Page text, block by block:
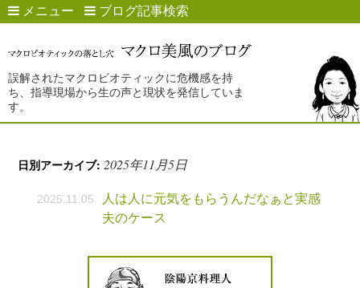
メニュー ブログ記事検索
誤解されたマクロビオティックに危機感を持
ち、指導現場から生の声と現状を発信していま
す。
日別アーカイブ:2025年11月5日
2025.11.05
人は人に元気をもらうんだなぁと実感
夫のケース